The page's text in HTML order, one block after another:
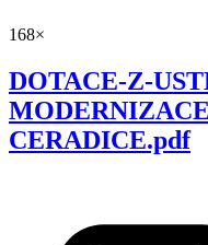
168×
DOTACE-Z-
CERADICE.pdf